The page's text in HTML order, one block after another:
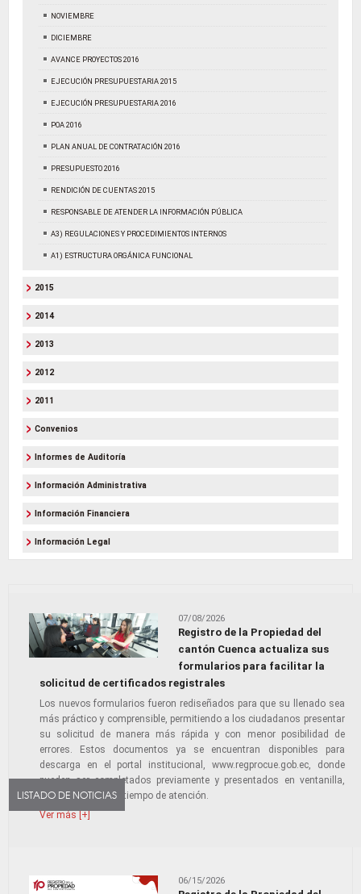
NOVIEMBRE
DICIEMBRE
AVANCE PROYECTOS 2016
EJECUCIÓN PRESUPUESTARIA 2015
EJECUCIÓN PRESUPUESTARIA 2016
POA 2016
PLAN ANUAL DE CONTRATACIÓN 2016
PRESUPUESTO 2016
RENDICIÓN DE CUENTAS 2015
RESPONSABLE DE ATENDER LA INFORMACIÓN PÚBLICA
A3) REGULACIONES Y PROCEDIMIENTOS INTERNOS
A1) ESTRUCTURA ORGÁNICA FUNCIONAL
2015
2014
2013
2012
2011
Convenios
Informes de Auditoría
Información Administrativa
Información Financiera
Información Legal
LISTADO DE NOTICIAS
07/08/2026
Registro de la Propiedad del
cantón Cuenca actualiza sus
formularios para facilitar la
solicitud de certificados registrales
Los nuevos formularios fueron rediseñados para que su llenado sea
más práctico y comprensible, permitiendo a los ciudadanos presentar
su solicitud de manera más rápida y con menor posibilidad de
errores. Estos documentos ya se encuentran disponibles para
descarga en el portal institucional, www.regprocue.gob.ec, donde
pueden ser completados previamente y presentados en ventanilla,
optimizando así el tiempo de atención.
Ver más [+]
06/15/2026